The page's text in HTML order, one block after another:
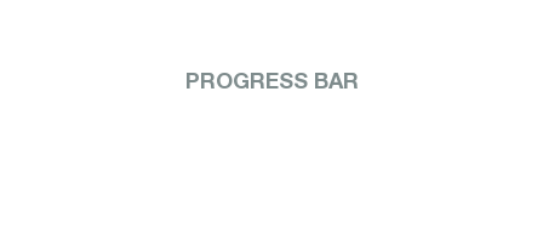
PROGRESS BAR